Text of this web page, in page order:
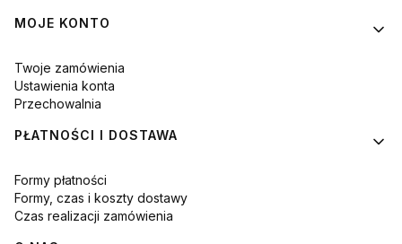
MOJE KONTO
Twoje zamówienia
Ustawienia konta
Przechowalnia
PŁATNOŚCI I DOSTAWA
Formy płatności
Formy, czas i koszty dostawy
Czas realizacji zamówienia